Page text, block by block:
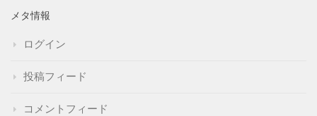
メタ情報
ログイン
投稿フィード
コメントフィード